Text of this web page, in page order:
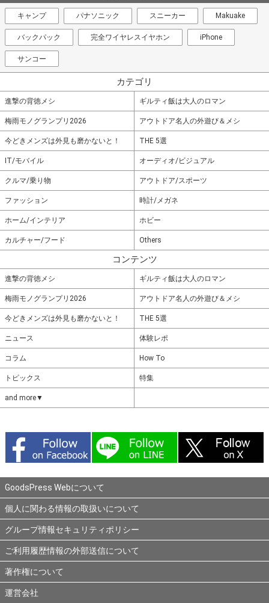
キャンプ パナソニック スニーカー Makuake
バックパック 完全ワイヤレスイヤホン iPhone
サンコー
カテゴリ
進撃の背徳メシ ギルティ飯は大人のロマン
梅雨モノグランプリ2026 アウトドア名人の外遊び＆メシ
今どきメンズは外見も磨かないと！ THE 5選
IT/モバイル オーディオ/ビジュアル
クルマ/乗り物 アウトドア/スポーツ
ファッション 時計/メガネ
ホーム/インテリア ホビー
カルチャー/フード Others
コンテンツ
進撃の背徳メシ ギルティ飯は大人のロマン
梅雨モノグランプリ2026 アウトドア名人の外遊び＆メシ
今どきメンズは外見も磨かないと！ THE 5選
ニュース 体験レポ
コラム How To
トピックス 特集
and more▼
GoodsPress Webについて
個人に関わる情報の取扱いについて
グループ情報セキュリティポリシー
ご利用履歴情報の外部送信について
著作権について
運営会社